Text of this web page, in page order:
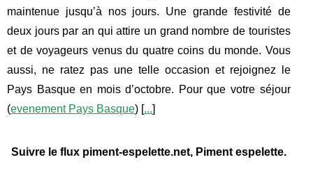
maintenue jusqu’à nos jours. Une grande festivité de
deux jours par an qui attire un grand nombre de touristes
et de voyageurs venus du quatre coins du monde. Vous
aussi, ne ratez pas une telle occasion et rejoignez le
Pays Basque en mois d’octobre. Pour que votre séjour
(evenement Pays Basque) [...]
Suivre le flux piment-espelette.net, Piment espelette.